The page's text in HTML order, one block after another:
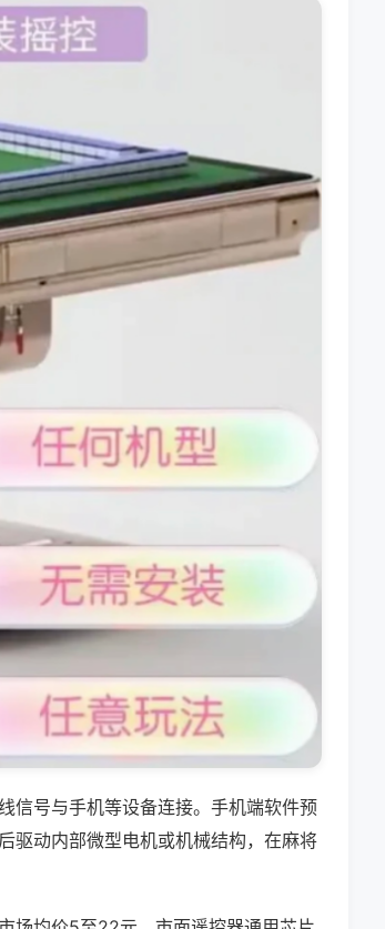
信号与手机等设备连接。手机端软件预
驱动内部微型电机或机械结构，在麻将